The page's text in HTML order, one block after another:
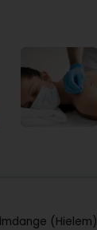
(Hielem)